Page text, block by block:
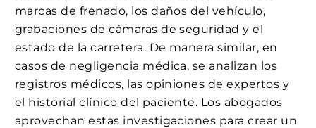
marcas de frenado, los daños del vehículo,
grabaciones de cámaras de seguridad y el
estado de la carretera. De manera similar, en
casos de negligencia médica, se analizan los
registros médicos, las opiniones de expertos y
el historial clínico del paciente. Los abogados
aprovechan estas investigaciones para crear un